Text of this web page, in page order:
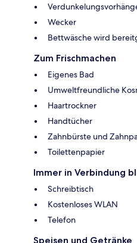
Wecker
Bettwäsche wird
Zum Frischmachen
Eigenes Bad
Umweltfreundliche
Haartrockner
Handtücher
Zahnbürste und
Toilettenpapier
Immer in Verbindung
Schreibtisch
Kostenloses WLAN
Telefon
Speisen und Getränke